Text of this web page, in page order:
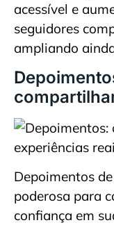
acessível e
seguidores
ampliando
Depoimentos
poderosa para
confiança em